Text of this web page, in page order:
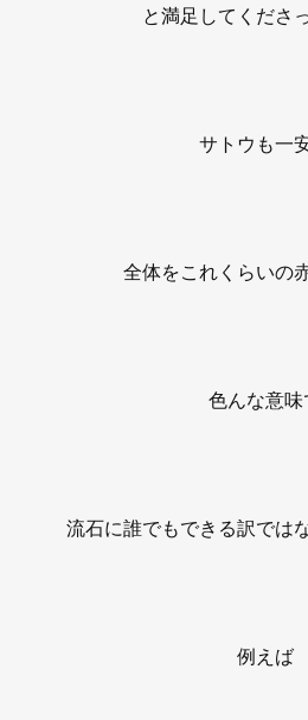
と満足してくださ
サトウも一
全体をこれくらいの
色んな意味
流石に誰でもできる訳では
例えば